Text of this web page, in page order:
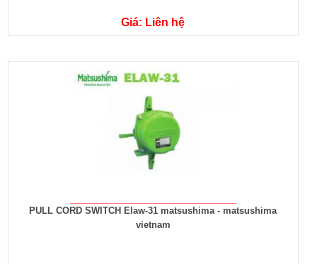
Giá: Liên hệ
PULL CORD SWITCH Elaw-31 matsushima - matsushima
vietnam